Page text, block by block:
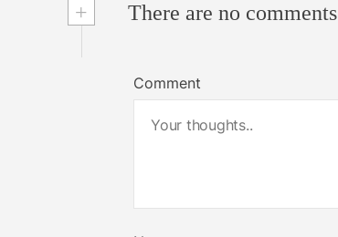
+ There are no comments
Comment